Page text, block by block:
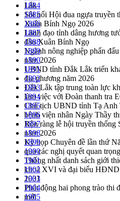
Lắk
Sôi nổi Hội đua ngựa truyền
Xuân Bính Ngọ 2026
Lãnh đạo tỉnh dâng hương
đầu Xuân Bính Ngọ
Ngành nông nghiệp phấn
năm 2026
UBND tỉnh Đắk Lắk triển
địa phương năm 2026
Đắk Lắk tập trung toàn lực
làm việc với Đoàn thanh tra
Chủ tịch UBND tỉnh Tạ Anh
bệnh viện nhân Ngày Thầy
Rộn ràng lễ hội truyền
năm 2026
Kỳ họp Chuyên đề lần thứ
qua các nghị quyết quan trọng
Thống nhất danh sách giới
khoá XVI và đại biểu
2031
Phát động hai phong trào thi
mới
1884
1885
1886
1887
1888
1889
1890
1891
1892
1893
1894
1895
1896
1897
1898
1899
1900
1901
1902
1903
1904
1905